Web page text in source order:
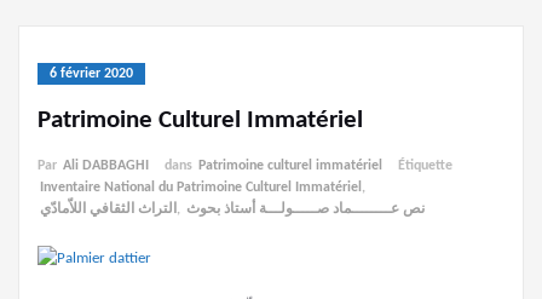
6 février 2020
Patrimoine Culturel Immatériel
Par Ali DABBAGHI dans Patrimoine culturel immatériel
Étiquette
Inventaire National du Patrimoine Culturel Immatériel ,
التراث الثقافي اللاّمادّي , نص عــــــــماد صـــــولـــة أستاذ بحوث